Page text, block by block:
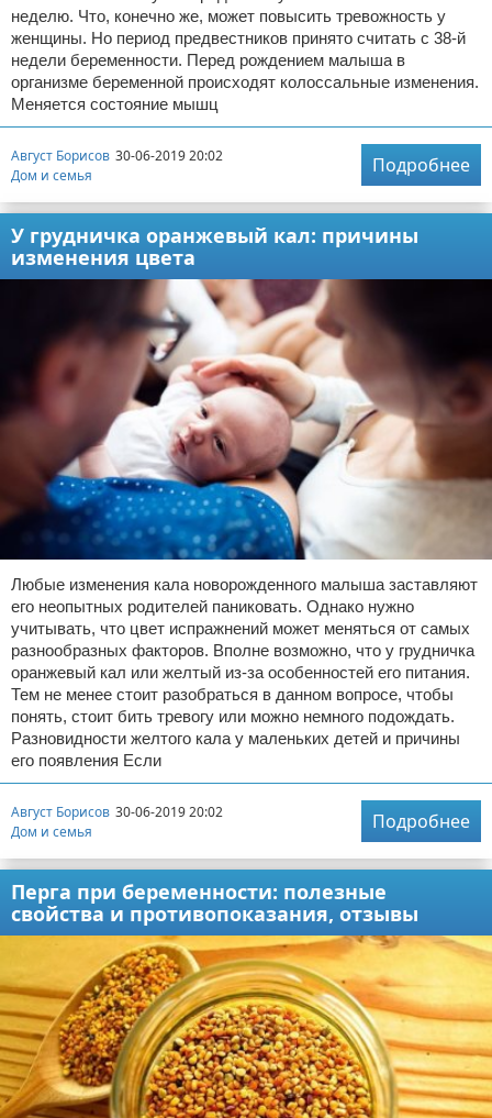
неделю. Что, конечно же, может повысить тревожность у
женщины. Но период предвестников принято считать с 38-й
недели беременности. Перед рождением малыша в
организме беременной происходят колоссальные изменения.
Меняется состояние мышц
Август Борисов 30-06-2019 20:02
Дом и семья
Подробнее
У грудничка оранжевый кал: причины
изменения цвета
Любые изменения кала новорожденного малыша заставляют
его неопытных родителей паниковать. Однако нужно
учитывать, что цвет испражнений может меняться от самых
разнообразных факторов. Вполне возможно, что у грудничка
оранжевый кал или желтый из-за особенностей его питания.
Тем не менее стоит разобраться в данном вопросе, чтобы
понять, стоит бить тревогу или можно немного подождать.
Разновидности желтого кала у маленьких детей и причины
его появления Если
Август Борисов 30-06-2019 20:02
Дом и семья
Подробнее
Перга при беременности: полезные
свойства и противопоказания, отзывы